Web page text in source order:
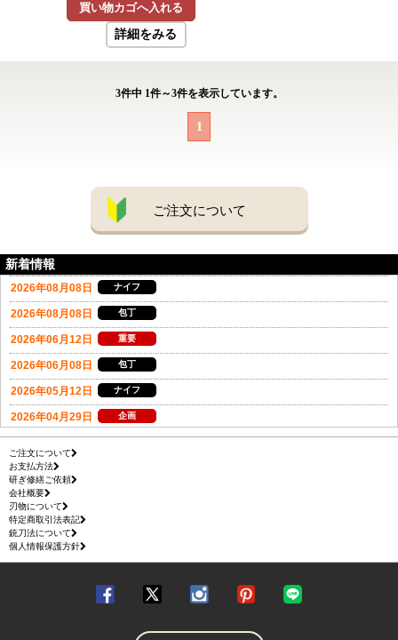
買い物カゴへ入れる
詳細をみる
3件中 1件～3件を表示しています。
1
ご注文について
新着情報
ご注文について
お支払方法
研ぎ修繕ご依頼
会社概要
刃物について
特定商取引法表記
銃刀法について
個人情報保護方針